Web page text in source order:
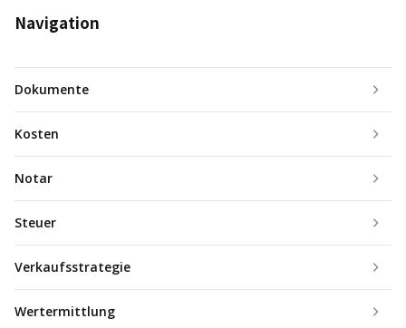
Navigation
Dokumente
Kosten
Notar
Steuer
Verkaufsstrategie
Wertermittlung